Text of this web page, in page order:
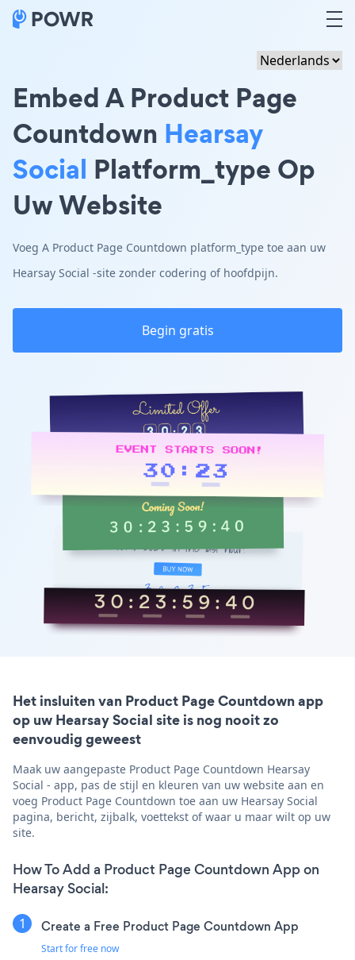
Embed A Product Page
Countdown Hearsay
Social Platform_type Op
Uw Website
Voeg A Product Page Countdown platform_type toe aan uw
Hearsay Social -site zonder codering of hoofdpijn.
Begin gratis
Het insluiten van Product Page Countdown app
op uw Hearsay Social site is nog nooit zo
eenvoudig geweest
Maak uw aangepaste Product Page Countdown Hearsay
Social - app, pas de stijl en kleuren van uw website aan en
voeg Product Page Countdown toe aan uw Hearsay Social
pagina, bericht, zijbalk, voettekst of waar u maar wilt op uw
site.
How To Add a Product Page Countdown App on
Hearsay Social:
Create a Free Product Page Countdown App
Start for free now